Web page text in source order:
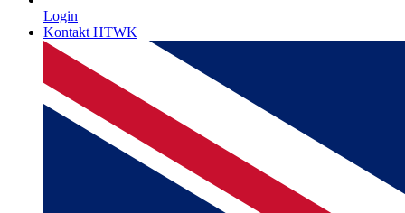
Login
Kontakt HTWK